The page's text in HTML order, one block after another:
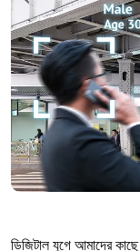
ডিজিটাল যুগে আমাদের